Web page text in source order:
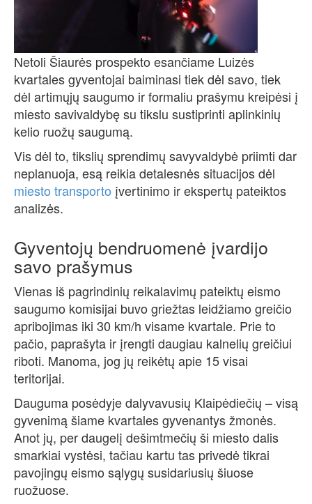
Netoli Šiaurės prospekto esančiame Luizės
kvartales gyventojai baiminasi tiek dėl savo, tiek
dėl artimųjų saugumo ir formaliu prašymu kreipėsi į
miesto savivaldybę su tikslu sustiprinti aplinkinių
kelio ruožų saugumą.
Vis dėl to, tikslių sprendimų savyvaldybė priimti dar
neplanuoja, esą reikia detalesnės situacijos dėl
miesto transporto įvertinimo ir ekspertų pateiktos
analizės.
Gyventojų bendruomenė įvardijo
savo prašymus
Vienas iš pagrindinių reikalavimų pateiktų eismo
saugumo komisijai buvo griežtas leidžiamo greičio
apribojimas iki 30 km/h visame kvartale. Prie to
pačio, paprašyta ir įrengti daugiau kalnelių greičiui
riboti. Manoma, jog jų reikėtų apie 15 visai
teritorijai.
Dauguma posėdyje dalyvavusių Klaipėdiečių – visą
gyvenimą šiame kvartales gyvenantys žmonės.
Anot jų, per daugelį dešimtmečių ši miesto dalis
smarkiai vystėsi, tačiau kartu tas privedė tikrai
pavojingų eismo sąlygų susidariusių šiuose
ruožuose.